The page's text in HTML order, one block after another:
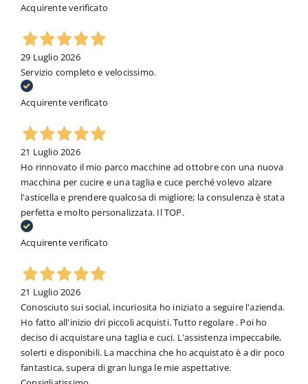
Acquirente verificato
29 Luglio 2026
Servizio completo e velocissimo.
Acquirente verificato
21 Luglio 2026
Ho rinnovato il mio parco macchine ad ottobre con una nuova
macchina per cucire e una taglia e cuce perché volevo alzare
l'asticella e prendere qualcosa di migliore; la consulenza è stata
perfetta e molto personalizzata. Il TOP.
Acquirente verificato
21 Luglio 2026
Conosciuto sui social, incuriosita ho iniziato a seguire l'azienda.
Ho fatto all'inizio dri piccoli acquisti. Tutto regolare . Poi ho
deciso di acquistare una taglia e cuci. L'assistenza impeccabile,
solerti e disponibili. La macchina che ho acquistato è a dir poco
fantastica, supera di gran lunga le mie aspettative.